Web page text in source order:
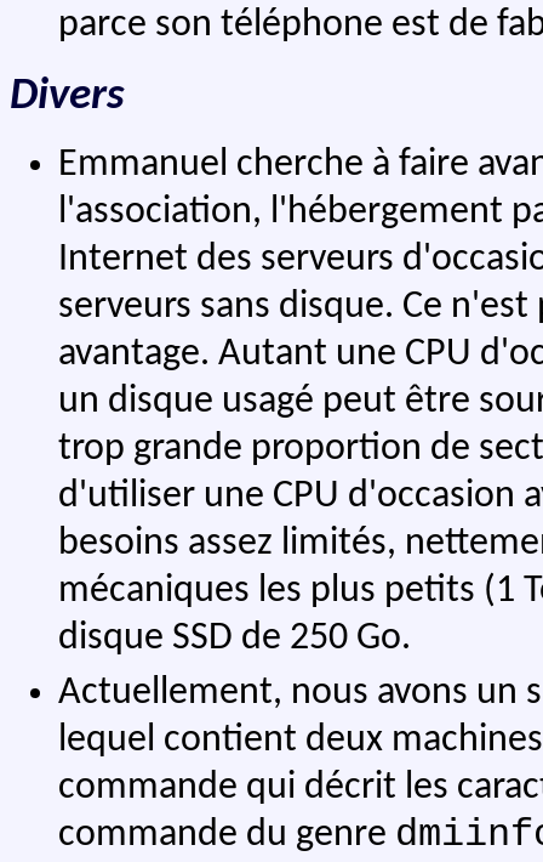
parce son téléphone est de
Divers
Emmanuel cherche à faire
l'association, l'hébergement
Internet des serveurs
serveurs sans disque. Ce
avantage. Autant une CPU
un disque usagé peut être
trop grande proportion de
d'utiliser une CPU d'occasion
besoins assez limités,
mécaniques les plus petits (1
disque SSD de 250 Go.
Actuellement, nous avons un
lequel contient deux
commande qui décrit les
commande du genre